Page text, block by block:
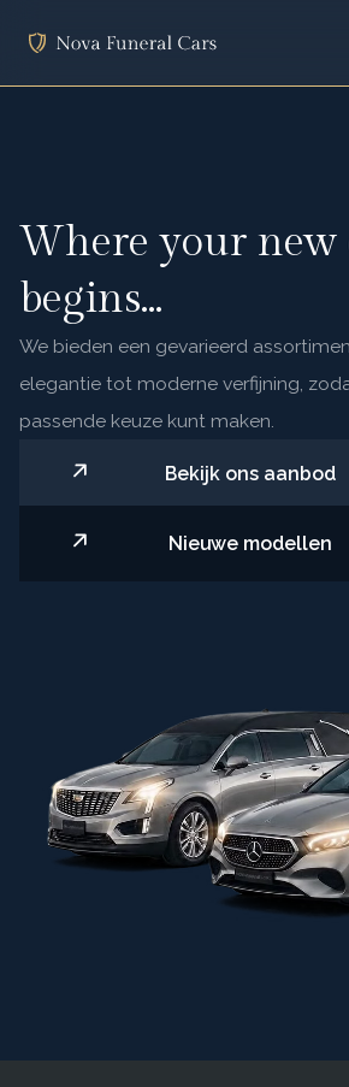
Where your new
begins...
We bieden een gevarieerd
elegantie tot moderne verfijning,
passende keuze kunt maken.
Bekijk ons aanbod
Nieuwe modellen